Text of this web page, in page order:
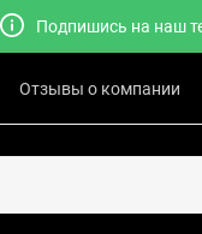
Подпишись на наш
Отзывы о компании